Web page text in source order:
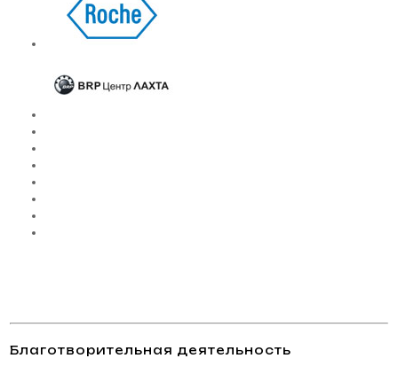
Благотворительная деятельность